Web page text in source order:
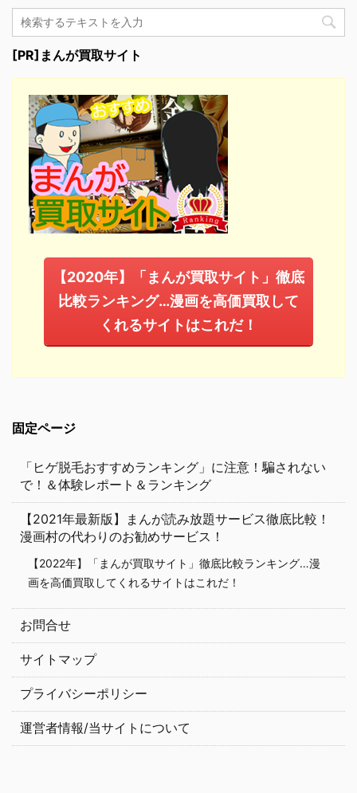
[PR]まんが買取サイト
【2020年】「まんが買取サイト」徹底
比較ランキング…漫画を高価買取して
くれるサイトはこれだ！
固定ページ
「ヒゲ脱毛おすすめランキング」に注意！騙されない
で！＆体験レポート＆ランキング
【2021年最新版】まんが読み放題サービス徹底比較！
漫画村の代わりのお勧めサービス！
【2022年】「まんが買取サイト」徹底比較ランキング…漫
画を高価買取してくれるサイトはこれだ！
お問合せ
サイトマップ
プライバシーポリシー
運営者情報/当サイトについて